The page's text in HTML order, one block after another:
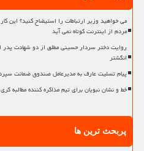
می خواهید وزیر ارتباطات را استیضاح کنید؟ این
مردم از اینترنت کوتاه نمی آید
روایت دختر سردار حسینی مطلق از دو شهادت پدر
انگشتر
پیام تسلیت عارف به مدیرعامل صندوق ضمانت
خط و نشان نبویان برای تیم مذاکره کننده مطالبه
پربحث ترین ها